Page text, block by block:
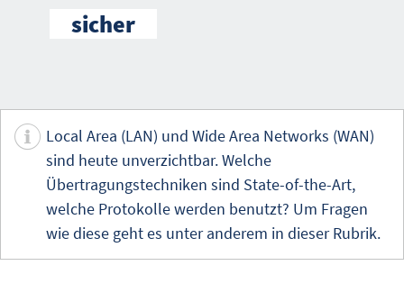
sicher
Local Area (LAN) und Wide Area Networks (WAN)
sind heute unverzichtbar. Welche
Übertragungstechniken sind State-of-the-Art,
welche Protokolle werden benutzt? Um Fragen
wie diese geht es unter anderem in dieser Rubrik.